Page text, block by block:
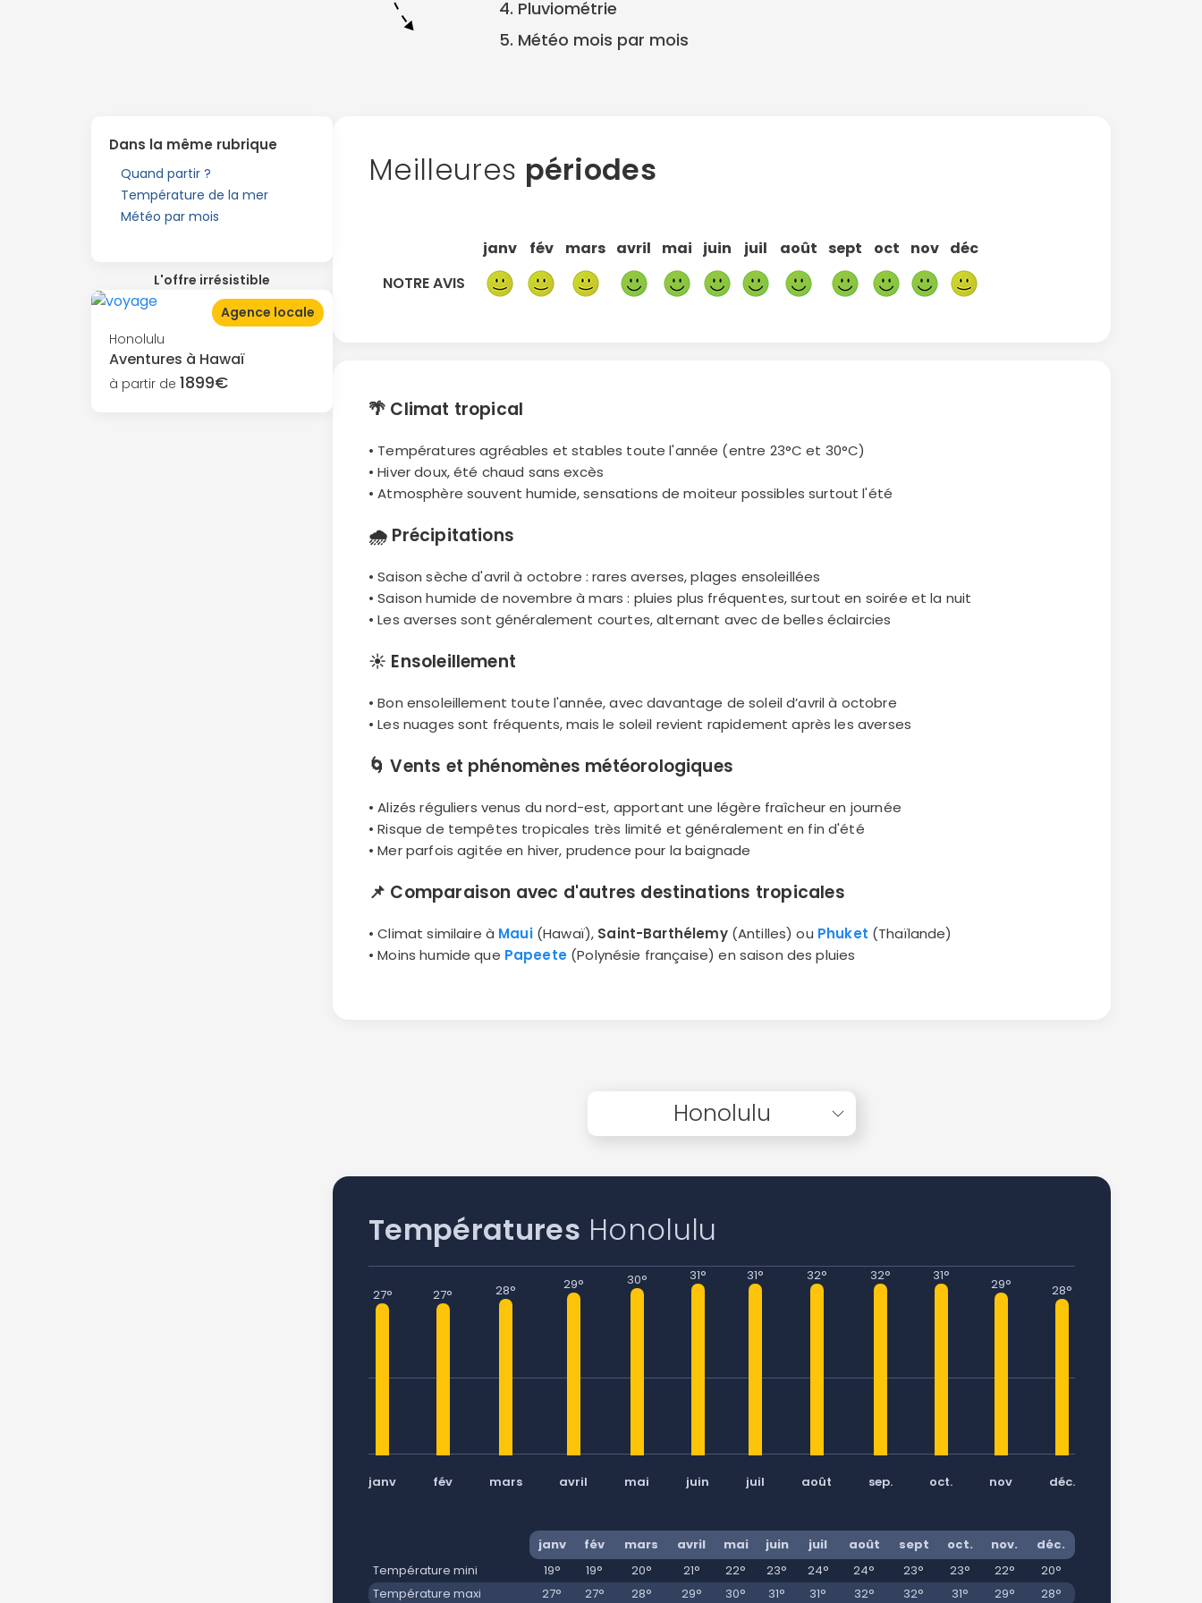
4. Pluviométrie
5. Météo mois par mois
Dans la même rubrique
Quand partir ?
Température de la mer
Météo par mois
L'offre irrésistible
Honolulu
Aventures à Hawaï
à partir de 1899€
Agence locale
Meilleures périodes
janv fév mars avril mai juin juil août sept oct nov déc
NOTRE AVIS
🌴 Climat tropical
• Températures agréables et stables toute l'année (entre 23°C et 30°C)
• Hiver doux, été chaud sans excès
• Atmosphère souvent humide, sensations de moiteur possibles surtout l'été
🌧 Précipitations
• Saison sèche d'avril à octobre : rares averses, plages ensoleillées
• Saison humide de novembre à mars : pluies plus fréquentes, surtout en soirée et la nuit
• Les averses sont généralement courtes, alternant avec de belles éclaircies
☀️ Ensoleillement
• Bon ensoleillement toute l'année, avec davantage de soleil d’avril à octobre
• Les nuages sont fréquents, mais le soleil revient rapidement après les averses
🌀Vents et phénomènes météorologiques
• Alizés réguliers venus du nord-est, apportant une légère fraîcheur en journée
• Risque de tempêtes tropicales très limité et généralement en fin d'été
• Mer parfois agitée en hiver, prudence pour la baignade
📌 Comparaison avec d'autres destinations tropicales
• Climat similaire à Maui(Hawaï), Saint-Barthélemy(Antilles) ou Phuket (Thaïlande)
• Moins humide que Papeete(Polynésie française) en saison des pluies
Honolulu
Températures Honolulu
janv
27°
fév
27°
mars
28°
avril
29°
mai
30°
juin
31°
juil
31°
août
32°
sep.
32°
oct.
31°
nov
29°
déc.
28°
janv fév mars avril mai juin juil août sept oct. nov.
déc.
Température mini
19° 19° 20° 21° 22° 23° 24° 24° 23° 23° 22°
20°
Température maxi
27° 27° 28° 29° 30° 31° 31° 32° 32° 31° 29° 28°
Continuer avec Apple
ou connectez-vous par mail